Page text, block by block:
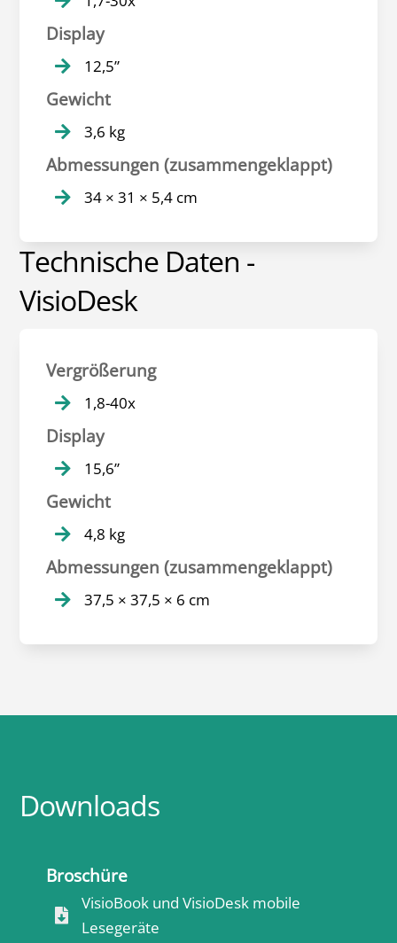
Display
 12,5”
Gewicht
 3,6 kg
Abmessungen (zusammengeklappt)
 34 × 31 × 5,4 cm
Technische Daten -
VisioDesk
Vergrößerung
 1,8-40x
Display
 15,6”
Gewicht
 4,8 kg
Abmessungen (zusammengeklappt)
 37,5 × 37,5 × 6 cm
Downloads
Broschüre

VisioBook und VisioDesk mobile
Lesegeräte